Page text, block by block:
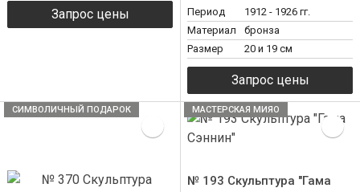
Период
1912 - 1926 гг.
Материал
бронза
Размер
20 и 19 см
СИМВОЛИЧНЫЙ ПОДАРОК
№ 193 Скульптура "Гама
МАСТЕРСКАЯ МИЯО